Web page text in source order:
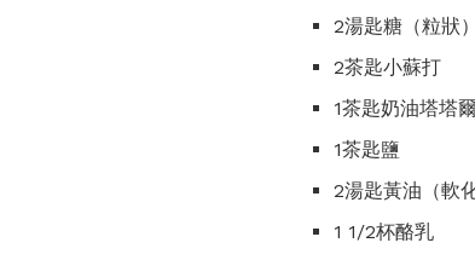
2湯匙糖（粒狀）
2茶匙小蘇打
1茶匙奶油塔塔爾
1茶匙鹽
2湯匙黃油（軟化
1 1/2杯酪乳